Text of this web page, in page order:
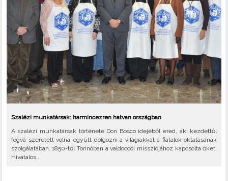
Szalézi munkatársak: harmincezren hatvan országban
A szalézi munkatársak története Don Bosco idejéből ered, aki kezdettől
fogva szeretett volna együtt dolgozni a világiakkal a fiatalok oktatásának
szolgálatában. 1850-től Torinóban a valdoccói missziójához kapcsolta őket.
Hivatalos..